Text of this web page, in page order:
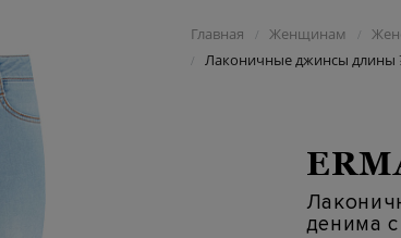
Главная / Женщинам /
/ Лаконичные джинсы длины
денима